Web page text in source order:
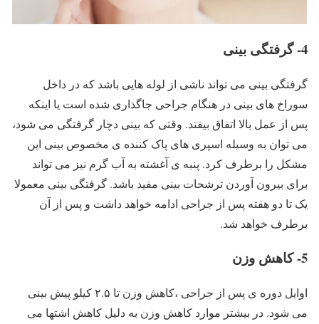
4- گرفتگی بینی
گرفتگی بینی می تواند ناشی از لوله هایی باشد که در داخل
سوراخ های بینی در هنگام جراحی جاگذاری شده است یا اینکه
پس از عمل بالا اتفاق بیفتد. وقتی که بینی دچار گرفتگی می شود،
می توان به وسیله اسپری های پاک کننده ی مخصوص بینی این
مشکل را برطرف کرد. پنبه ی آغشته به آب گرم نیز می تواند
برای بیرون آوردن ترشحات بینی مفید باشد. گرفتگی بینی معمولا
یک تا دو هفته پس از جراحی ادامه خواهد داشت و پس از آن
برطرف خواهد شد.
5- کاهش وزن
اوایل دوره ی پس از جراحی ،کاهش وزن تا ۲.۵ کیلو پیش بینی
می شود. در بیشتر موارد کاهش وزن به دلیل کاهش اشتها می